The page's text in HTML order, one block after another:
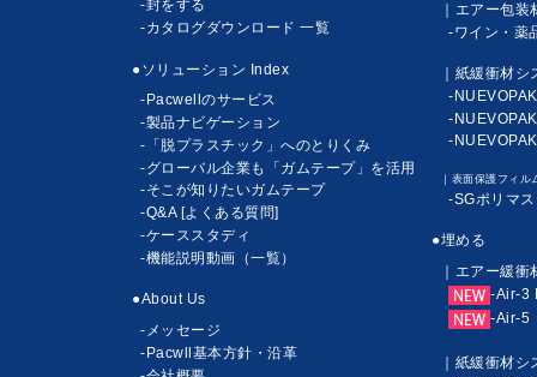
-封をする
-カタログダウンロード 一覧
●ソリューション Index
-Pacwellのサービス
-製品ナビゲーション
-「脱プラスチック」へのとりくみ
-グローバル企業も「ガムテープ」を活用
-そこが知りたいガムテープ
-Q&A [よくある質問]
-ケーススタディ
-機能説明動画（一覧）
●About Us
-メッセージ
-Pacwll基本方針・沿革
｜エアー包装
-ワイン・薬
｜紙緩衝材シ
-
-
-
｜表面保護フィル
-SGポリマス
●埋める
｜エアー緩衝
-Air-3
-Air-5
｜紙緩衝材シ